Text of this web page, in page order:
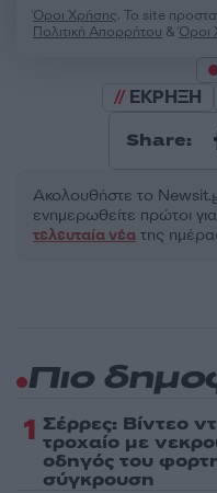
Όροι Χρήσης. Το site
Πολιτική Απορρήτου &Όροι
ΕΚΡΗΞΗ
Share:
Ακολουθήστε το
ενημερωθείτε πρώτοι
τελευταία νέα της
Πιο
1 Σέρρες: Βίντεο
τροχαίο με
οδηγός του
σύγκρουση